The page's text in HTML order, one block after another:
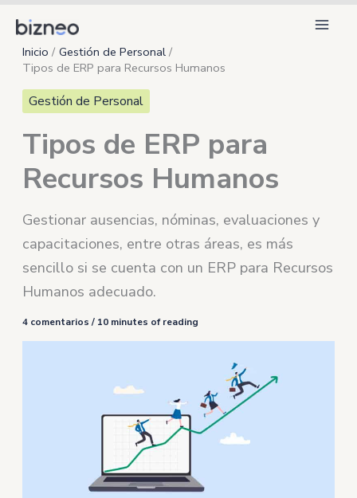
contenido
Inicio
Gestión de Personal
Tipos de ERP para Recursos Humanos
Gestión de Personal
Tipos de ERP para
Recursos Humanos
Gestionar ausencias, nóminas, evaluaciones y
capacitaciones, entre otras áreas, es más
sencillo si se cuenta con un ERP para Recursos
Humanos adecuado.
4 comentarios / 10 minutes of reading